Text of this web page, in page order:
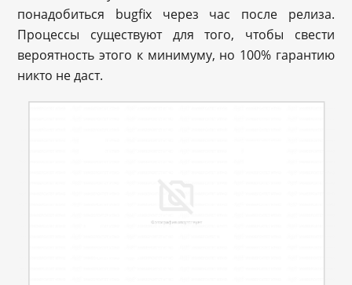
понадобиться bugfix через час после релиза.
Процессы существуют для того, чтобы свести
вероятность этого к минимуму, но 100% гарантию
никто не даст.